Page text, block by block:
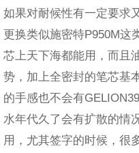
如果对耐候性有一定要求
更换类似施密特P950M这
芯上天下海都能用，而且
势，加上全密封的笔芯基
的手感也不会有
水年代久了会有扩散的情
用，尤其签字的时候，很